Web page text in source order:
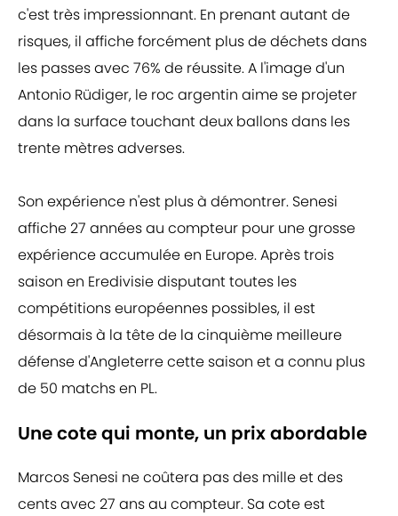
c'est très impressionnant. En prenant autant de
risques, il affiche forcément plus de déchets dans
les passes avec 76% de réussite. A l'image d'un
Antonio Rüdiger, le roc argentin aime se projeter
dans la surface touchant deux ballons dans les
trente mètres adverses.
Son expérience n'est plus à démontrer. Senesi
affiche 27 années au compteur pour une grosse
expérience accumulée en Europe. Après trois
saison en Eredivisie disputant toutes les
compétitions européennes possibles, il est
désormais à la tête de la cinquième meilleure
défense d'Angleterre cette saison et a connu plus
de 50 matchs en PL.
Une cote qui monte, un prix abordable
Marcos Senesi ne coûtera pas des mille et des
cents avec 27 ans au compteur. Sa cote est